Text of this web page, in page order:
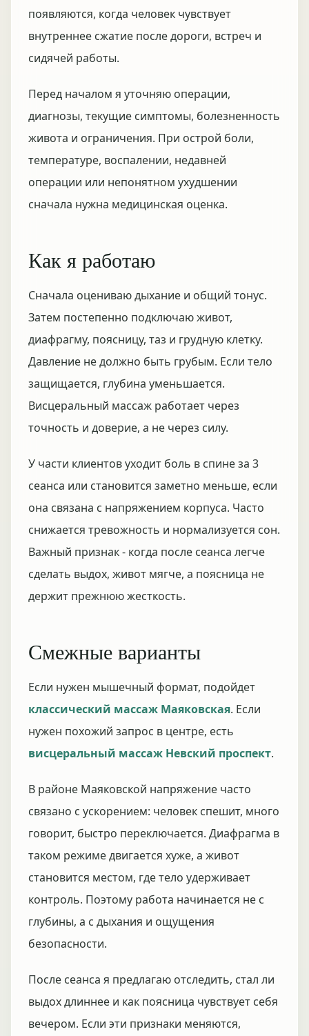
появляются, когда человек чувствует
внутреннее сжатие после дороги, встреч и
сидячей работы.
Перед началом я уточняю операции,
диагнозы, текущие симптомы, болезненность
живота и ограничения. При острой боли,
температуре, воспалении, недавней
операции или непонятном ухудшении
сначала нужна медицинская оценка.
Как я работаю
Сначала оцениваю дыхание и общий тонус.
Затем постепенно подключаю живот,
диафрагму, поясницу, таз и грудную клетку.
Давление не должно быть грубым. Если тело
защищается, глубина уменьшается.
Висцеральный массаж работает через
точность и доверие, а не через силу.
У части клиентов уходит боль в спине за 3
сеанса или становится заметно меньше, если
она связана с напряжением корпуса. Часто
снижается тревожность и нормализуется сон.
Важный признак - когда после сеанса легче
сделать выдох, живот мягче, а поясница не
держит прежнюю жесткость.
Смежные варианты
Если нужен мышечный формат, подойдет
классический массаж Маяковская. Если
нужен похожий запрос в центре, есть
висцеральный массаж Невский проспект.
В районе Маяковской напряжение часто
связано с ускорением: человек спешит, много
говорит, быстро переключается. Диафрагма в
таком режиме двигается хуже, а живот
становится местом, где тело удерживает
контроль. Поэтому работа начинается не с
глубины, а с дыхания и ощущения
безопасности.
После сеанса я предлагаю отследить, стал ли
выдох длиннее и как поясница чувствует себя
вечером. Если эти признаки меняются,